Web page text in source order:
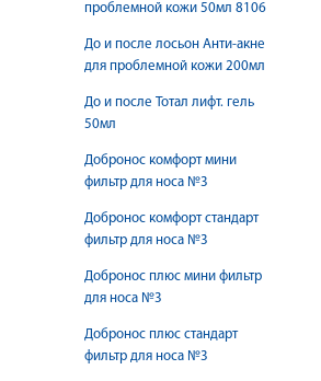
проблемной кожи 50мл 8106
До и после лосьон Анти-акне
для проблемной кожи 200мл
До и после Тотал лифт. гель
50мл
Добронос комфорт мини
фильтр для носа №3
Добронос комфорт стандарт
фильтр для носа №3
Добронос плюс мини фильтр
для носа №3
Добронос плюс стандарт
фильтр для носа №3